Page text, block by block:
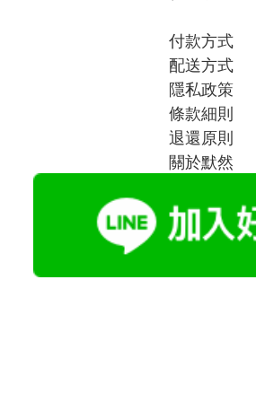
付款方式
配送方式
隱私政策
條款細則
退還原則
關於默然